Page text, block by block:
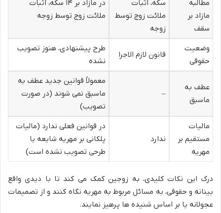
مطالبه
مازاد بر
سقف
سکه، اثبات
ملائت زوج توسط
زوجه
در مازاد بر ۱۴ سکه، اثبات
ملائت زوج توسط زوجه
وضعیت
حقوقی
قانون لازم الاجرا
طرح پیشنهادی، هنوز تصویب
نشده
عطف به
ماسبق
–
معمولاً قوانین جدید عطف به
ماسبق نمی شوند (در صورت
تصویب)
مالیات
مستقیم بر
مهریه
ندارد
در قوانین فعلی ندارد (مالیات
پلکانی بر مهریه شایعه یا
طرحی تصویب نشده است)
درک این نکات کلیدی، به زوجین کمک می کند تا با دیدی واقع
بینانه و حقوقی، به مسائل مربوط به مهریه نگاه کنند و از تصمیمات
عجولانه یا بر اساس شنیده ها پرهیز نمایند.